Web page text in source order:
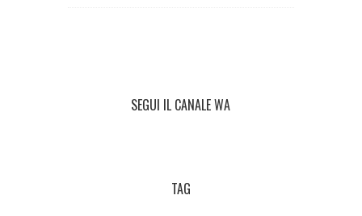
SEGUI IL CANALE WA
TAG